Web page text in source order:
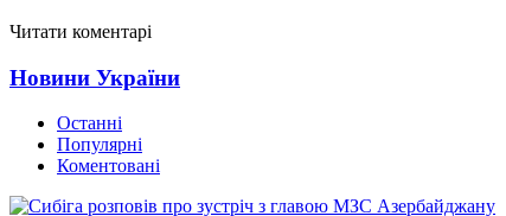
Читати коментарі
Новини України
Останні
Популярні
Коментовані